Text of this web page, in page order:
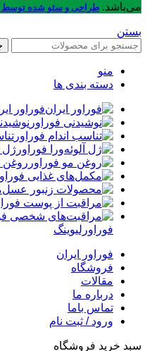
می‌باشد. طراحی و سئو شده
بستن
منو
دسته بندی ها
فوراور
ژل
روغن
فوراورلیوینگ
فوراور ایران
فروشگاه
مقالات
درباره ما
تماس باما
ورود / ثبت نام
سبد خرید فروشگاه